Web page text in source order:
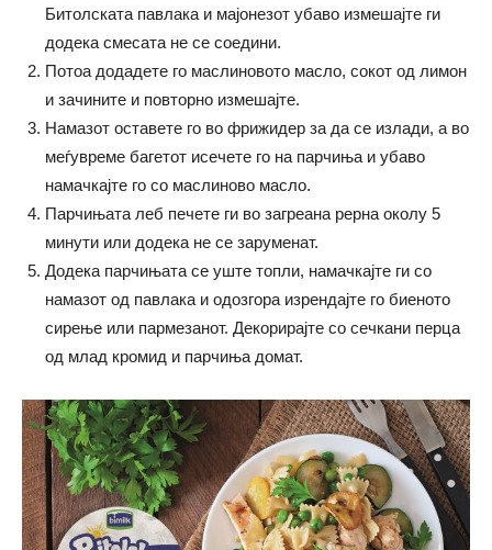
Битолската павлака и мајонезот убаво измешајте ги
додека смесата не се соедини.
Потоа додадете го маслиновото масло, сокот од лимон
и зачините и повторно измешајте.
Намазот оставете го во фрижидер за да се излади, а во
меѓувреме багетот исечете го на парчиња и убаво
намачкајте го со маслиново масло.
Парчињата леб печете ги во загреана рерна околу 5
минути или додека не се заруменат.
Додека парчињата се уште топли, намачкајте ги со
намазот од павлака и одозгора изрендајте го биеното
сирење или пармезанот. Декорирајте со сечкани перца
од млад кромид и парчиња домат.